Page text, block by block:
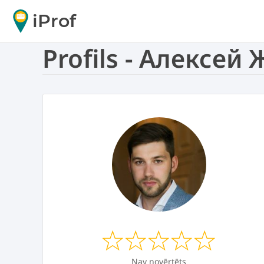
iProf
Profils - Алексей
Nav novērtēts